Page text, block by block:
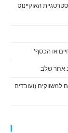
האוקיינוס
או הכסף'
אחר שלב
למשווקים (ועובדים